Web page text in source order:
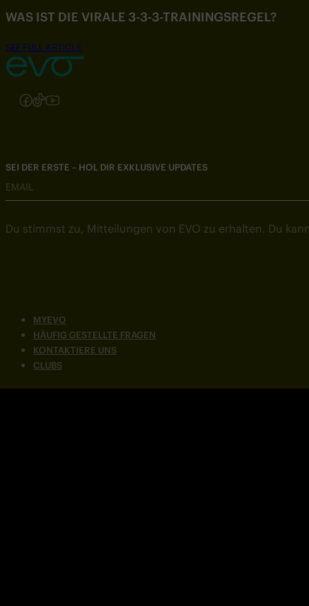
WAS IST DIE VIRALE 3-3-3-TRAININGSREGEL?
SEE FULL ARTICLE
Folgen Sie uns auf Instagram
Folgen Sie uns auf Facebook
Folgen Sie uns auf TikTok
Folgen Sie uns auf YouTube
MYEVO
HÄUFIG GESTELLTE FRAGEN
KONTAKTIERE UNS
CLUBS
SEI DER ERSTE – HOL DIR EXKLUSIVE UPDATES
EMAIL
Du stimmst zu, Mitteilungen von EVO zu erhalten. Du